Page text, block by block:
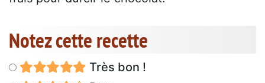
Notez cette recette
Très bon !